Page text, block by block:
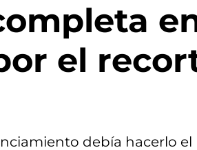
el
debía hacerlo el